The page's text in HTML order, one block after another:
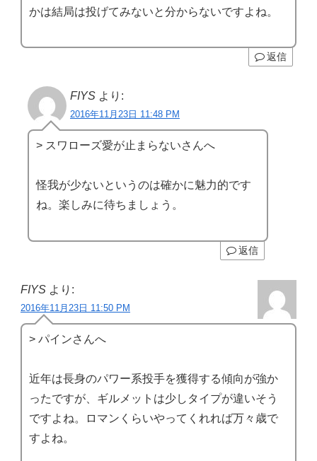
かは結局は投げてみないと分からないですよね。
返信
FIYS より:
2016年11月23日 11:48 PM
> スワローズ愛が止まらないさんへ
怪我が少ないというのは確かに魅力的です
ね。楽しみに待ちましょう。
返信
FIYS より:
2016年11月23日 11:50 PM
> パインさんへ
近年は長身のパワー系投手を獲得する傾向が強か
ったですが、ギルメットは少しタイプが違いそう
ですよね。ロマンくらいやってくれれば万々歳で
すよね。